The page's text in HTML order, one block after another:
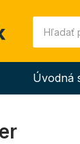
Úvodná